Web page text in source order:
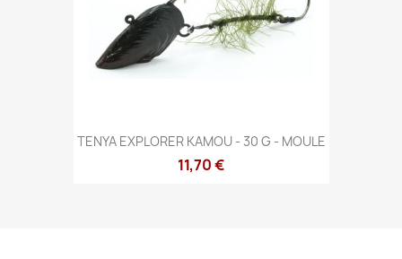
TENYA EXPLORER KAMOU - 30 G - MOULE
11,70 €